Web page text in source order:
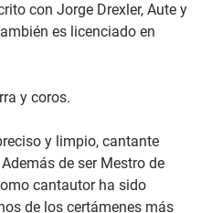
con Jorge Drexler, Aute y
es licenciado en
y coros.
y limpio, cantante
de ser Mestro de
cantautor ha sido
de los certámenes más